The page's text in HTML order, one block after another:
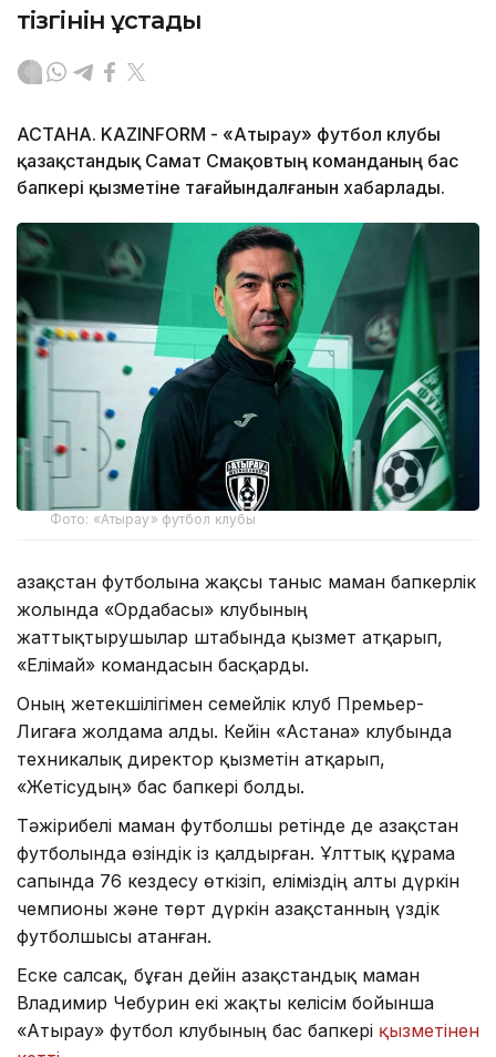
тізгінін ұстады
АСТАНА. KAZINFORM - «Атырау» футбол клубы
қазақстандық Самат Смақовтың команданың бас
бапкері қызметіне тағайындалғанын хабарлады.
Фото: «Атырау» футбол клубы
Қазақстан футболына жақсы таныс маман бапкерлік
жолында «Ордабасы» клубының
жаттықтырушылар штабында қызмет атқарып,
«Елімай» командасын басқарды.
Оның жетекшілігімен семейлік клуб Премьер-
Лигаға жолдама алды. Кейін «Астана» клубында
техникалық директор қызметін атқарып,
«Жетісудың» бас бапкері болды.
Тәжірибелі маман футболшы ретінде де Қазақстан
футболында өзіндік із қалдырған. Ұлттық құрама
сапында 76 кездесу өткізіп, еліміздің алты дүркін
чемпионы және төрт дүркін Қазақстанның үздік
футболшысы атанған.
Еске салсақ, бұған дейін Қазақстандық маман
Владимир Чебурин екі жақты келісім бойынша
«Атырау» футбол клубының бас бапкері қызметінен